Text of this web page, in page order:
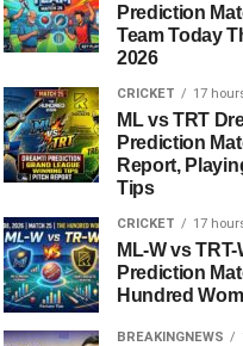
Prediction
Team Today
2026
CRICKET 17
ML vs TRT
Prediction
Report,
Tips
CRICKET 17
ML-W vs
Prediction
Hundred
BREAKINGNEWS